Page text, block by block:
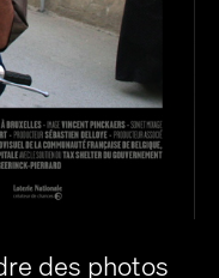
des photos